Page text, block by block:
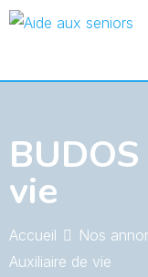
Skip
vie
Accueil Nos
Auxiliaire de vie